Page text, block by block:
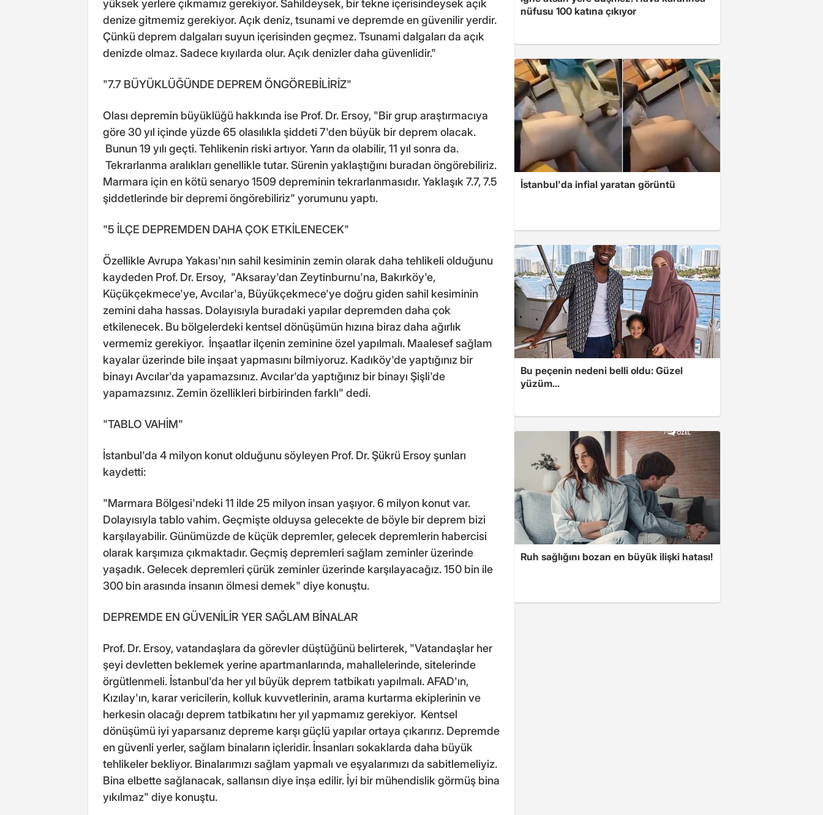
yüksek yerlere çıkmamız gerekiyor. Sahildeysek, bir tekne içerisindeysek açık
denize gitmemiz gerekiyor. Açık deniz, tsunami ve depremde en güvenilir yerdir.
Çünkü deprem dalgaları suyun içerisinden geçmez. Tsunami dalgaları da açık
denizde olmaz. Sadece kıyılarda olur. Açık denizler daha güvenlidir."
"7.7 BÜYÜKLÜĞÜNDE DEPREM ÖNGÖREBİLİRİZ"
Olası depremin büyüklüğü hakkında ise Prof. Dr. Ersoy, "Bir grup araştırmacıya
göre 30 yıl içinde yüzde 65 olasılıkla şiddeti 7'den büyük bir deprem olacak.
Bunun 19 yılı geçti. Tehlikenin riski artıyor. Yarın da olabilir, 11 yıl sonra da.
Tekrarlanma aralıkları genellikle tutar. Sürenin yaklaştığını buradan öngörebiliriz.
Marmara için en kötü senaryo 1509 depreminin tekrarlanmasıdır. Yaklaşık 7.7, 7.5
şiddetlerinde bir depremi öngörebiliriz" yorumunu yaptı.
"5 İLÇE DEPREMDEN DAHA ÇOK ETKİLENECEK"
Özellikle Avrupa Yakası'nın sahil kesiminin zemin olarak daha tehlikeli olduğunu
kaydeden Prof. Dr. Ersoy, "Aksaray'dan Zeytinburnu'na, Bakırköy'e,
Küçükçekmece'ye, Avcılar'a, Büyükçekmece'ye doğru giden sahil kesiminin
zemini daha hassas. Dolayısıyla buradaki yapılar depremden daha çok
etkilenecek. Bu bölgelerdeki kentsel dönüşümün hızına biraz daha ağırlık
vermemiz gerekiyor. İnşaatlar ilçenin zeminine özel yapılmalı. Maalesef sağlam
kayalar üzerinde bile inşaat yapmasını bilmiyoruz. Kadıköy'de yaptığınız bir
binayı Avcılar'da yapamazsınız. Avcılar'da yaptığınız bir binayı Şişli'de
yapamazsınız. Zemin özellikleri birbirinden farklı" dedi.
"TABLO VAHİM"
İstanbul'da 4 milyon konut olduğunu söyleyen Prof. Dr. Şükrü Ersoy şunları
kaydetti:
"Marmara Bölgesi'ndeki 11 ilde 25 milyon insan yaşıyor. 6 milyon konut var.
Dolayısıyla tablo vahim. Geçmişte olduysa gelecekte de böyle bir deprem bizi
karşılayabilir. Günümüzde de küçük depremler, gelecek depremlerin habercisi
olarak karşımıza çıkmaktadır. Geçmiş depremleri sağlam zeminler üzerinde
yaşadık. Gelecek depremleri çürük zeminler üzerinde karşılayacağız. 150 bin ile
300 bin arasında insanın ölmesi demek" diye konuştu.
DEPREMDE EN GÜVENİLİR YER SAĞLAM BİNALAR
Prof. Dr. Ersoy, vatandaşlara da görevler düştüğünü belirterek, "Vatandaşlar her
şeyi devletten beklemek yerine apartmanlarında, mahallelerinde, sitelerinde
örgütlenmeli. İstanbul'da her yıl büyük deprem tatbikatı yapılmalı. AFAD'ın,
Kızılay'ın, karar vericilerin, kolluk kuvvetlerinin, arama kurtarma ekiplerinin ve
herkesin olacağı deprem tatbikatını her yıl yapmamız gerekiyor. Kentsel
dönüşümü iyi yaparsanız depreme karşı güçlü yapılar ortaya çıkarırız. Depremde
en güvenli yerler, sağlam binaların içleridir. İnsanları sokaklarda daha büyük
tehlikeler bekliyor. Binalarımızı sağlam yapmalı ve eşyalarımızı da sabitlemeliyiz.
Bina elbette sağlanacak, sallansın diye inşa edilir. İyi bir mühendislik görmüş bina
yıkılmaz" diye konuştu.
nüfusu 100 katına çıkıyor
İstanbul'da infial yaratan görüntü
Bu peçenin nedeni belli oldu: Güzel
yüzüm...
Ruh sağlığını bozan en büyük ilişki hatası!